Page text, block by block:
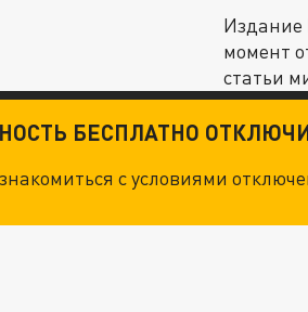
Издание
момент
статьи
БЕСПЛАТНО
с условиями